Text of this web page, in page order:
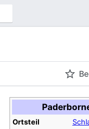
Ortsteil